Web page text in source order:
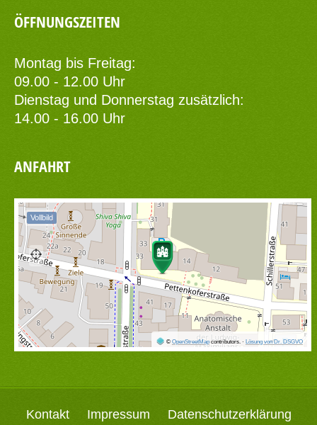
ÖFFNUNGSZEITEN
Montag bis Freitag:
09.00 - 12.00 Uhr
Dienstag und Donnerstag zusätzlich:
14.00 - 16.00 Uhr
ANFAHRT
© OpenStreetMapcontributors. · Lösung von Dr. DSGVO
Vollbild
Kontakt Impressum Datenschutzerklärung